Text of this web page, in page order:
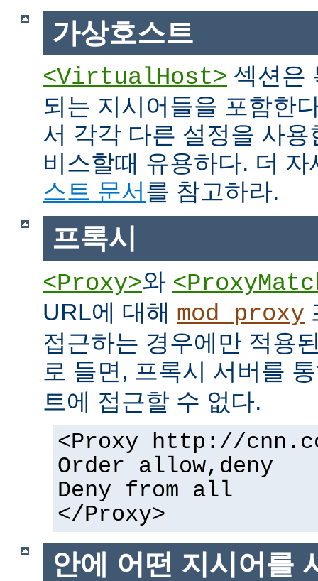
가상호스트
<VirtualHost> 섹션은
되는 지시어들을 포함한
서 각각 다른 설정을 사
비스할때 유용하다. 더
스트 문서를 참고하라.
프록시
<Proxy>와
URL에 대해 mod_proxy
접근하는 경우에만 적용
로 들면, 프록시 서버를
트에 접근할 수 없다.
<Proxy http://
Order allow,deny
Deny from all
</Proxy>
안에 어떤 지시어를